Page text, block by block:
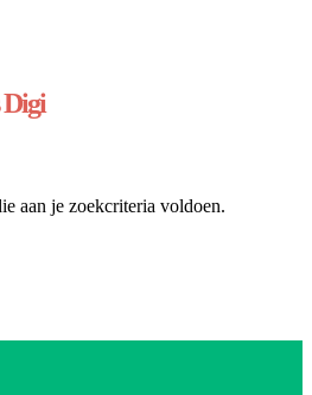
Digi
aan je zoekcriteria voldoen.